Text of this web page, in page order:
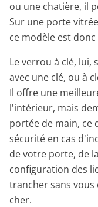
ou une chatière, il
Sur une porte
ce modèle est donc
Le verrou à clé, lui,
avec une clé, ou à
Il offre une
l'intérieur, mais
portée de main, ce
sécurité en cas
de votre porte, de
configuration des
trancher sans
cher.